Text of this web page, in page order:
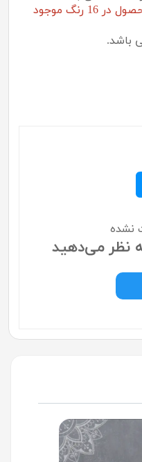
تصویر به صورت نمونه می باشد. محصول در 16 رنگ موجود
باشد.
نشده
نظر می‌دهید